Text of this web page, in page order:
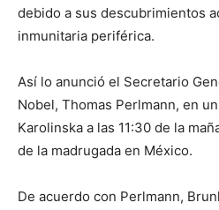
debido a sus descubrimientos
inmunitaria periférica.
Así lo anunció el Secretario
Nobel, Thomas Perlmann, en
Karolinska a las 11:30 de la
de la madrugada en México.
De acuerdo con Perlmann,